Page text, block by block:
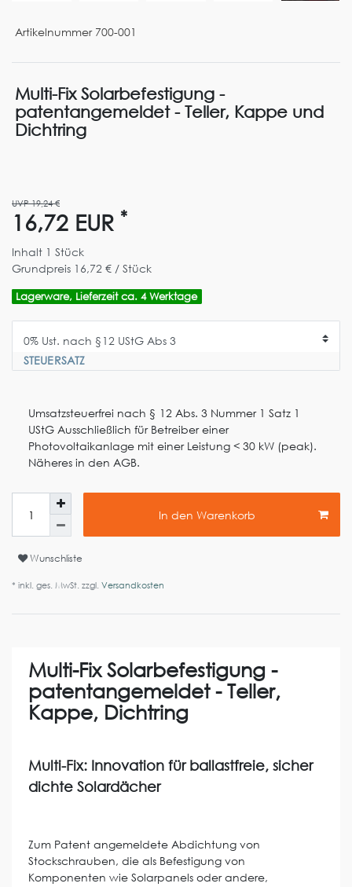
Artikelnummer 700-001
Multi-Fix Solarbefestigung -
patentangemeldet - Teller, Kappe und
Dichtring
UVP 19,24 €
16,72 EUR *
Inhalt 1 Stück
Grundpreis 16,72 € / Stück
Lagerware, Lieferzeit ca. 4 Werktage
STEUERSATZ
Umsatzsteuerfrei nach § 12 Abs. 3 Nummer 1 Satz 1
UStG Ausschließlich für Betreiber einer
Photovoltaikanlage mit einer Leistung < 30 kW (peak).
Näheres in den AGB.
In den Warenkorb
Wunschliste
* inkl. ges. MwSt. zzgl. Versandkosten
Multi-Fix Solarbefestigung -
patentangemeldet - Teller,
Kappe, Dichtring
Multi-Fix: Innovation für ballastfreie, sicher
dichte Solardächer
Zum Patent angemeldete Abdichtung von
Stockschrauben, die als Befestigung von
Komponenten wie Solarpanels oder andere,